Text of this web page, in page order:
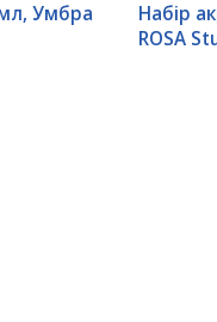
Умбра
Набір
ROSA